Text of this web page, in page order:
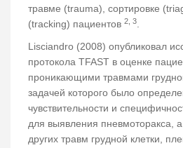
травме (trauma), сортировке
(tracking) пациентов 2, 3.
Lisciandro (2008) опубликовал
протокола ТFAST в оценке
проникающими травмами
задачей которого было
чувствительности и
для выявления пневмоторакса,
других травм грудной клетки,